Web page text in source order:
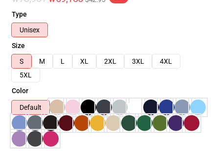
Type
Unisex
Size
S
M L XL 2XL 3XL
4XL
5XL
Color
Default